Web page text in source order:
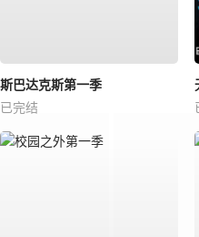
斯巴达克斯第一季
已完结